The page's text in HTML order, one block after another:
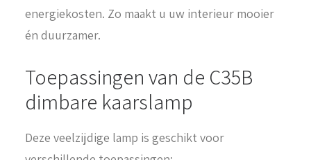
energiekosten. Zo maakt u uw interieur mooier
én duurzamer.
Toepassingen van de C35B
dimbare kaarslamp
Deze veelzijdige lamp is geschikt voor